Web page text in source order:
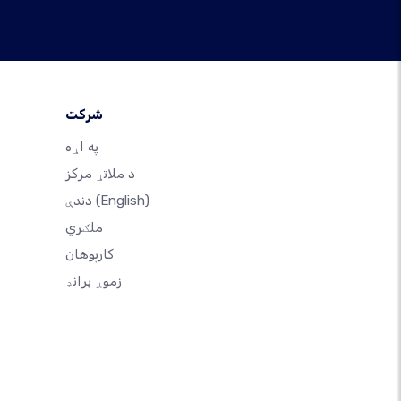
شرکت
په اړه
د ملاتړ مرکز
(English)
ملګري
کارپوهان
زموږ برانډ